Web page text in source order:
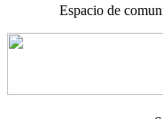
Espacio de